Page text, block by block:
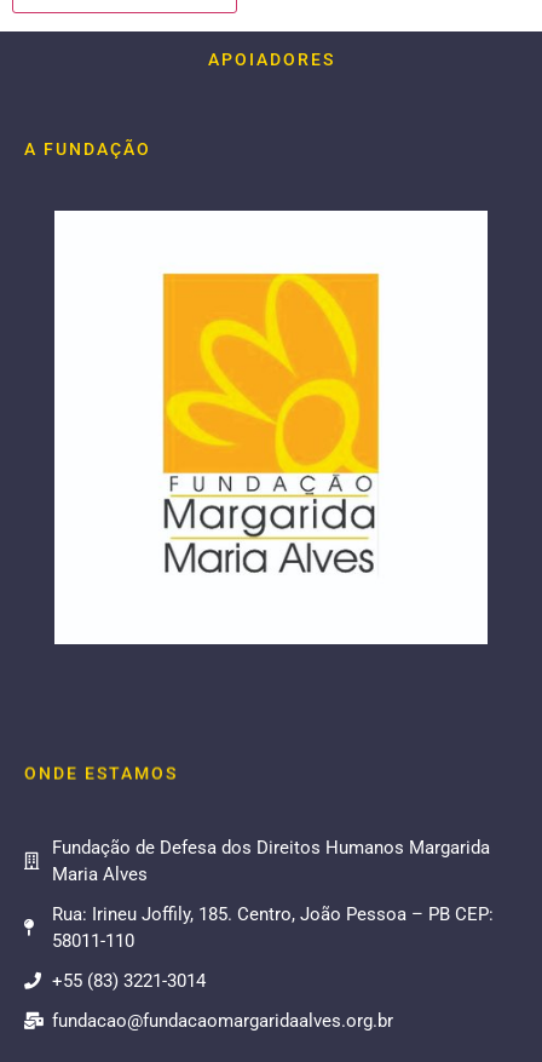
APOIADORES
A FUNDAÇÃO
ONDE ESTAMOS
Fundação de Defesa dos Direitos Humanos Margarida
Maria Alves
Rua: Irineu Joffily, 185. Centro, João Pessoa – PB CEP:
58011-110
+55 (83) 3221-3014
fundacao@fundacaomargaridaalves.org.br